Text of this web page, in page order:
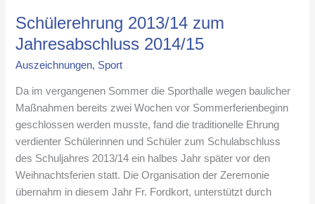
Schülerehrung 2013/14 zum
Jahresabschluss 2014/15
Auszeichnungen, Sport
Da im vergangenen Sommer die Sporthalle wegen baulicher
Maßnahmen bereits zwei Wochen vor Sommerferienbeginn
geschlossen werden musste, fand die traditionelle Ehrung
verdienter Schülerinnen und Schüler zum Schulabschluss
des Schuljahres 2013/14 ein halbes Jahr später vor den
Weihnachtsferien statt. Die Organisation der Zeremonie
übernahm in diesem Jahr Fr. Fordkort, unterstützt durch
zum
Jahresabschluss